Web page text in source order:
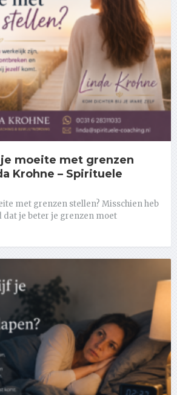
moeite met grenzen
Krohne – Spirituele
met grenzen stellen? Misschien heb
dat je beter je grenzen moet